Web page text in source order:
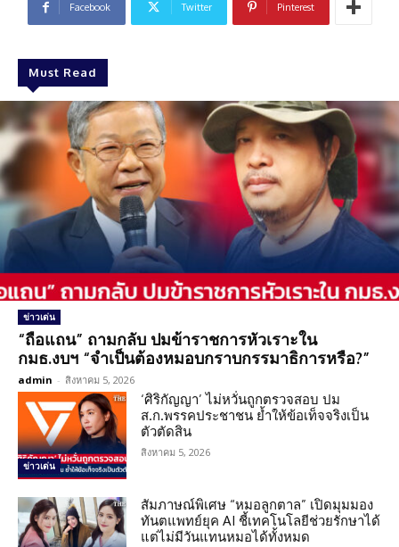
Facebook Twitter Pinterest
Must Read
ข่าวเด่น
“ถือแถน” ถามกลับ ปมข้าราชการหัวเราะใน
กมธ.งบฯ “จำเป็นต้องหมอบกราบกรรมาธิการหรือ?”
admin - สิงหาคม 5, 2026
ข่าวเด่น
‘ศิริกัญญา’ ไม่หวั่นถูกตรวจสอบ ปม
ส.ก.พรรคประชาชน ย้ำให้ข้อเท็จจริงเป็น
ตัวตัดสิน
สิงหาคม 5, 2026
สัมภาษณ์พิเศษ “หมอลูกตาล” เปิดมุมมอง
ทันตแพทย์ยุค AI ชี้เทคโนโลยีช่วยรักษาได้
แต่ไม่มีวันแทนหมอได้ทั้งหมด